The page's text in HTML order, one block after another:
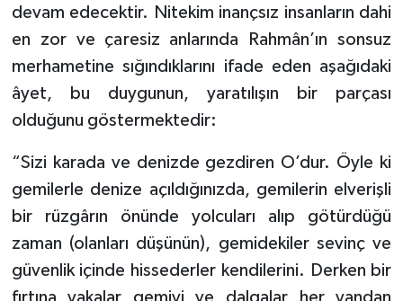
devam edecektir. Nitekim inançsız insanların dahi
en zor ve çaresiz anlarında Rahmân’ın sonsuz
merhametine sığındıklarını ifade eden aşağıdaki
âyet, bu duygunun, yaratılışın bir parçası
olduğunu göstermektedir:
“Sizi karada ve denizde gezdiren O’dur. Öyle ki
gemilerle denize açıldığınızda, gemilerin elverişli
bir rüzgârın önünde yolcuları alıp götürdüğü
zaman (olanları düşünün), gemidekiler sevinç ve
güvenlik içinde hissederler kendilerini. Derken bir
fırtına yakalar gemiyi ve dalgalar her yandan